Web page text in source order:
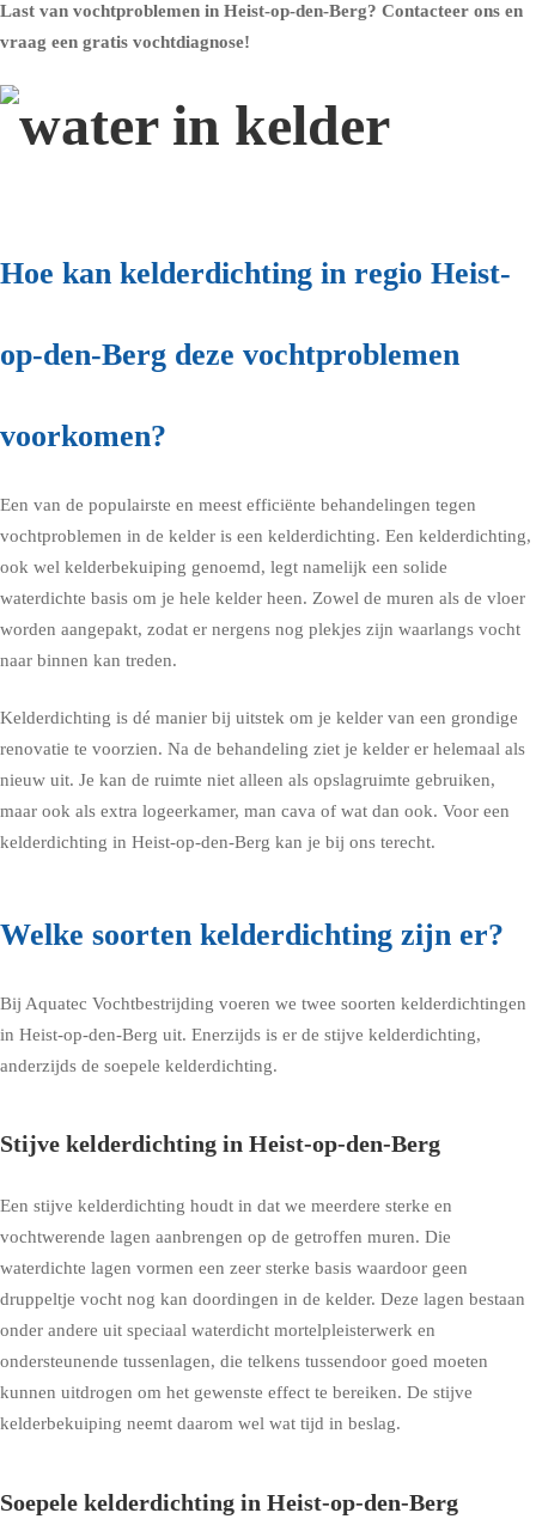
Last van vochtproblemen in Heist-op-den-Berg? Contacteer ons en
vraag een gratis vochtdiagnose!
Hoe kan kelderdichting in regio Heist-
op-den-Berg deze vochtproblemen
voorkomen?
Een van de populairste en meest efficiënte behandelingen tegen
vochtproblemen in de kelder is een kelderdichting. Een kelderdichting,
ook wel kelderbekuiping genoemd, legt namelijk een solide
waterdichte basis om je hele kelder heen. Zowel de muren als de vloer
worden aangepakt, zodat er nergens nog plekjes zijn waarlangs vocht
naar binnen kan treden.
Kelderdichting is dé manier bij uitstek om je kelder van een grondige
renovatie te voorzien. Na de behandeling ziet je kelder er helemaal als
nieuw uit. Je kan de ruimte niet alleen als opslagruimte gebruiken,
maar ook als extra logeerkamer, man cava of wat dan ook. Voor een
kelderdichting in Heist-op-den-Berg kan je bij ons terecht.
Welke soorten kelderdichting zijn er?
Bij Aquatec Vochtbestrijding voeren we twee soorten kelderdichtingen
in Heist-op-den-Berg uit. Enerzijds is er de stijve kelderdichting,
anderzijds de soepele kelderdichting.
Stijve kelderdichting in Heist-op-den-Berg
Een stijve kelderdichting houdt in dat we meerdere sterke en
vochtwerende lagen aanbrengen op de getroffen muren. Die
waterdichte lagen vormen een zeer sterke basis waardoor geen
druppeltje vocht nog kan doordingen in de kelder. Deze lagen bestaan
onder andere uit speciaal waterdicht mortelpleisterwerk en
ondersteunende tussenlagen, die telkens tussendoor goed moeten
kunnen uitdrogen om het gewenste effect te bereiken. De stijve
kelderbekuiping neemt daarom wel wat tijd in beslag.
Soepele kelderdichting in Heist-op-den-Berg